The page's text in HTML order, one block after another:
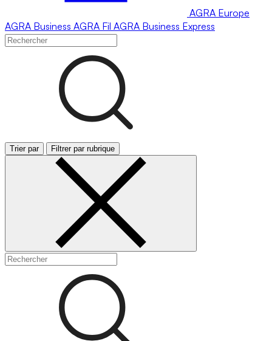
AGRA Europe
AGRA Business AGRA Fil AGRA Business Express
Trier par Filtrer par rubrique